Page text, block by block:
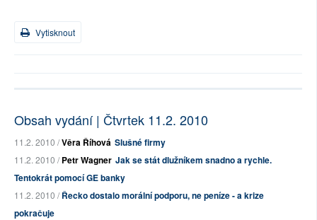
Vytisknout
Obsah vydání | Čtvrtek 11.2. 2010
11.2. 2010 /Věra Říhová Slušné firmy
11.2. 2010 /Petr Wagner Jak se stát dlužníkem snadno a rychle.
Tentokrát pomocí GE banky
11.2. 2010 /Řecko dostalo morální podporu, ne peníze - a krize
pokračuje